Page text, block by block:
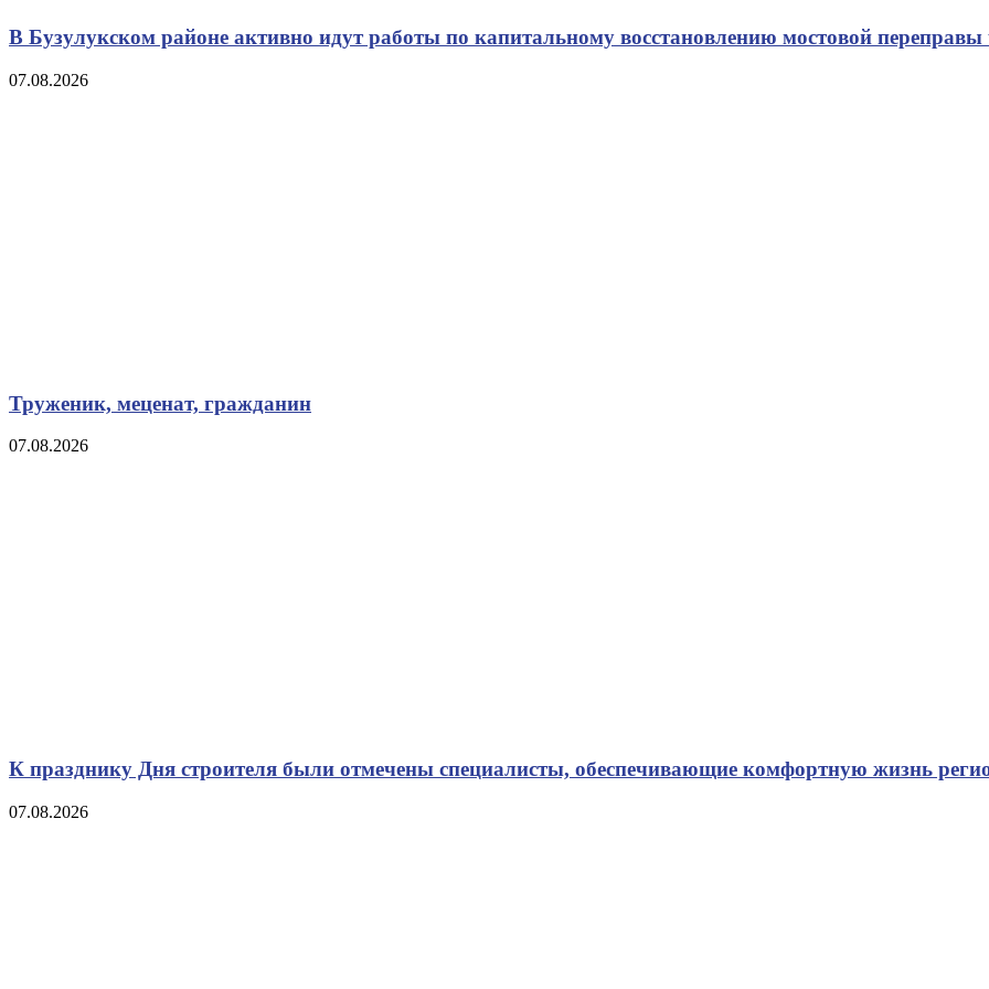
В Бузулукском районе активно идут работы по капитальному восстановлению мостовой переправы
07.08.2026
Труженик, меценат, гражданин
07.08.2026
К празднику Дня строителя были отмечены специалисты, обеспечивающие комфортную жизнь
07.08.2026